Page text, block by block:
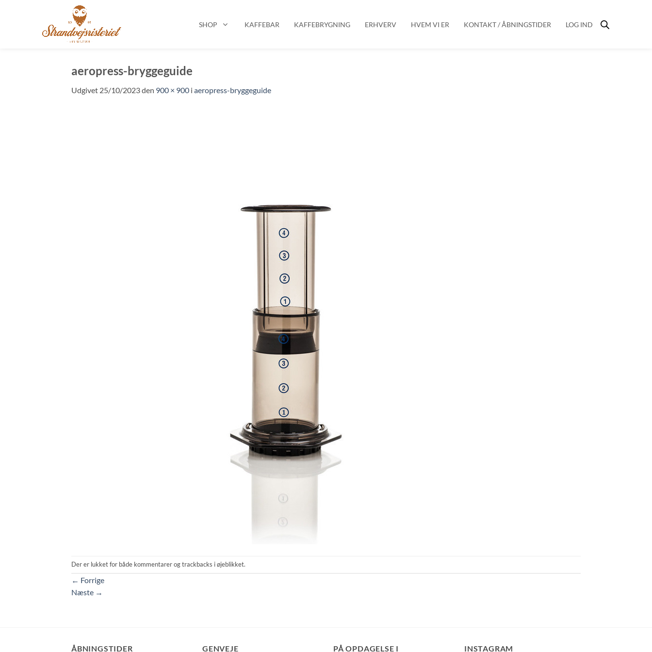
SHOP KAFFEBAR KAFFEBRYGNING ERHVERV HVEM VI ER KONTAKT / ÅBNINGSTIDER LOG IND
aeropress-bryggeguide
Udgivet 25/10/2023den 900 × 900 i aeropress-bryggeguide
Der er lukket for både kommentarer og trackbacks i øjeblikket.
← Forrige
Næste →
ÅBNINGSTIDER GENVEJE
PÅ OPDAGELSE I
INSTAGRAM